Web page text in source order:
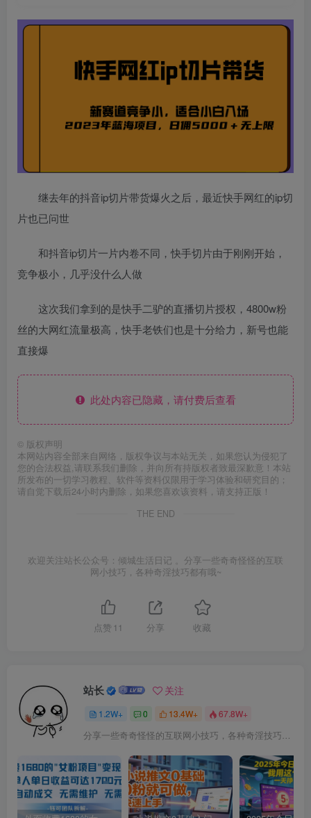
继去年的抖音ip切片带货爆火之后，最近快手网红的ip切
片也已问世
和抖音ip切片一片内卷不同，快手切片由于刚刚开始，
竞争极小，几乎没什么人做
这次我们拿到的是快手二驴的直播切片授权，4800w粉
丝的大网红流量极高，快手老铁们也是十分给力，新号也能
直接爆
此处内容已隐藏，请付费后查看
© 版权声明
本网站内容全部来自网络，版权争议与本站无关，如果您认为侵犯了
您的合法权益,请联系我们删除，并向所有持版权者致最深歉意！本站
所发布的一切学习教程、软件等资料仅限用于学习体验和研究目的；
请自觉下载后24小时内删除，如果您喜欢该资料，请支持正版！
THE END
欢迎关注站长公众号：倾城生活日记 。分享一些奇奇怪怪的互联
网小技巧，各种奇淫技巧都有哦~
点赞 11 分享 收藏
站长 关注
1.2W+ 0 13.4W+ 67.8W+
分享一些奇奇怪怪的互联网小技巧，各种奇淫技巧都在本站。